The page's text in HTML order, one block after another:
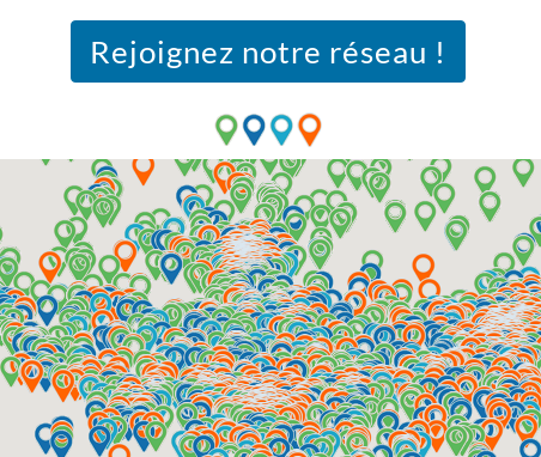
Rejoignez notre réseau !